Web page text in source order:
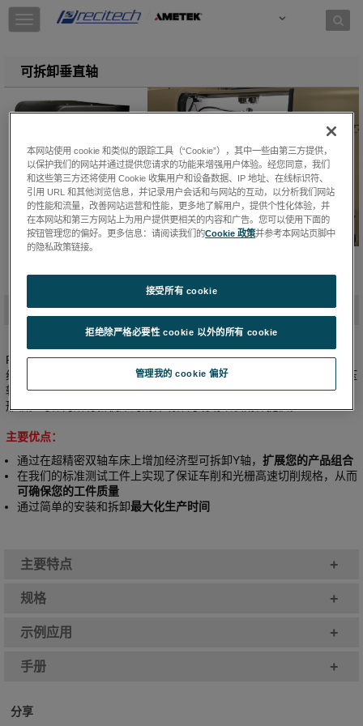
Skip to content
T
o
g
n
g
a
o
n
可拆卸垂直轴
概述 -
Precitech可拆卸垂直轴为Nanoform系统的用户提供了将现场系统从双
线性轴机床转换为三线性轴机床的可能性。可拆卸的垂直轴采用油静压
轴承和直线电机驱动，为您的Precitech系统增加了一个功能完备的仿
形轴。可作为所有新机床的附件或作为现场改装附件提供。
主要优点：
通过在超精密双轴车床上增加经济型可拆卸Y轴， 扩展您的产品组合
在我们的标准测试工件上实现了保证车削和光栅高速切削规格，从而
可确保您的工件质量
通过简单的安装和拆卸最大化生产时间
主要特点 +
规格 +
示例应用 +
手册 +
分享
本网站使用 cookie 和类似的跟踪工具（“Cookie”），其中一些由第三方提供，
以保护我们的网站并通过提供您请求的功能来增强用户体验。经您同意，我们
和这些第三方还将使用 Cookie 收集用户和设备数据、IP 地址、在线标识符、
引用 URL 和其他浏览信息，并记录用户会话和与网站的互动，以分析我们网站
的性能和流量，改善网站运营和性能，更多地了解用户，提供个性化体验，并
在本网站和第三方网站上为用户提供更相关的内容和广告。您可以使用下面的
按钮管理您的偏好。更多信息：请阅读我们的Cookie 政策并参考本网站页脚中
的隐私政策链接。
管理我的 cookie 偏好
拒绝除严格必要性 cookie 以外的所有 cookie
接受所有 cookie